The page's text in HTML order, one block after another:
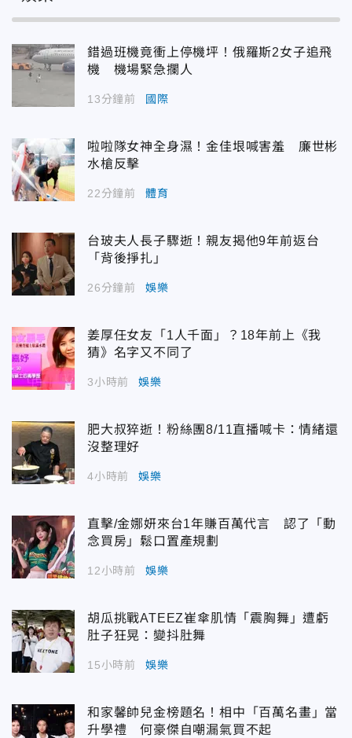
錯過班機竟衝上停機坪！俄羅斯2女子追飛
機 機場緊急攔人
13分鐘前 國際
啦啦隊女神全身濕！金佳垠喊害羞 廉世彬
水槍反擊
22分鐘前 體育
台玻夫人長子驟逝！親友揭他9年前返台
「背後掙扎」
26分鐘前 娛樂
姜厚任女友「1人千面」？18年前上《我
猜》名字又不同了
3小時前 娛樂
肥大叔猝逝！粉絲團8/11直播喊卡：情緒還
沒整理好
4小時前 娛樂
直擊/金娜妍來台1年賺百萬代言 認了「動
念買房」鬆口置產規劃
12小時前 娛樂
胡瓜挑戰ATEEZ崔傘肌情「震胸舞」遭虧
肚子狂晃：變抖肚舞
15小時前 娛樂
和家馨帥兒金榜題名！相中「百萬名畫」當
升學禮 何豪傑自嘲漏氣買不起